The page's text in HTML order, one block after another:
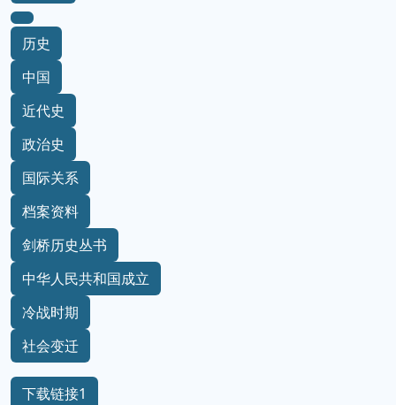
历史
中国
近代史
政治史
国际关系
档案资料
剑桥历史丛书
中华人民共和国成立
冷战时期
社会变迁
下载链接1